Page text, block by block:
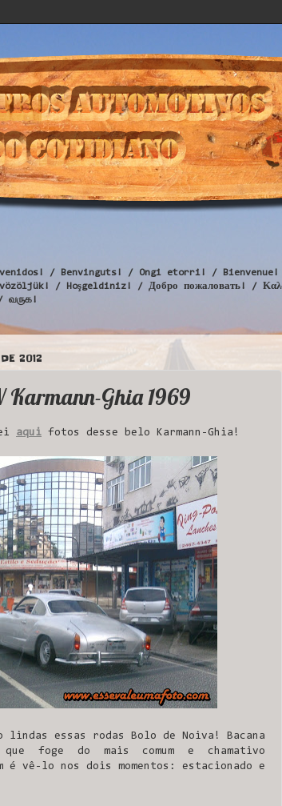
/ Benvinguts! / Ongi etorri! /
/ Hoşgeldiniz! / Добро пожаловать! /
வருக!
2012
Ghia 1969
aqui fotos desse belo Karmann-Ghia!
lindas essas rodas Bolo de Noiva! Bacana
foge do mais comum e chamativo
é vê-lo nos dois momentos: estacionado e